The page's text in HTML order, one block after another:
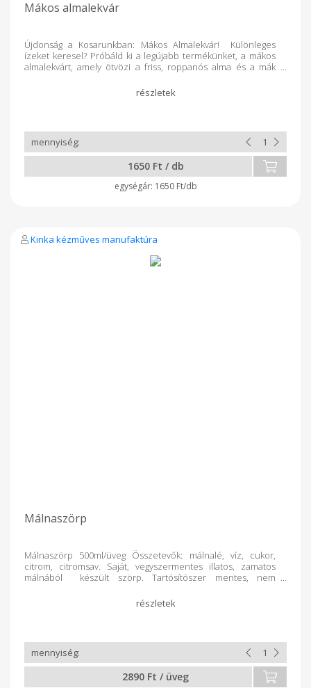
Mákos almalekvár
Újdonság a Kosarunkban: Mákos Almalekvár! Különleges
ízeket keresel? Próbáld ki a legújabb termékünket, a mákos
almalekvárt, amely ötvözi a friss, roppanós alma és a mák
lekvár, ami tökéletes kiegészítője lehet reggelidnek,
süteményeidnek, vagy akár sajttálak mellé is remek választás.
természetes összetevők: Tartósítószer és mesterséges
adalékok nélkül. Kézműves minőség: Minden üvegben
gondos odafigyeléssel készült finomság vár. Próbáld ki, és
fedezd fel az új kedvenc lekvárodat! Összetevők: alma, mák,
cukor, citromlé, pektin. 212 ml
1650 Ft / db
1650 Ft/db
Kinka kézműves manufaktúra
Málnaszörp
Málnaszörp 500ml/üveg Összetevők: málnalé, víz, cukor,
citrom, citromsav. Saját, vegyszermentes illatos, zamatos
málnából készült szörp. Tartósítószer mentes, nem
sem ! Az üveget újrahasznosítjük, ha visszakapjuk :)
2890 Ft / üveg